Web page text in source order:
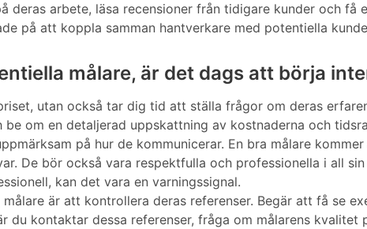
deras arbete, läsa recensioner från tidigare kunder och få
på att koppla samman hantverkare med potentiella
målare, är det dags att börja
utan också tar dig tid att ställa frågor om deras
om en detaljerad uppskattning av kostnaderna och
på hur de kommunicerar. En bra målare
De bör också vara respektfulla och professionella i all
kan det vara en varningssignal.
är att kontrollera deras referenser. Begär att få se
du kontaktar dessa referenser, fråga om målarens kvalitet